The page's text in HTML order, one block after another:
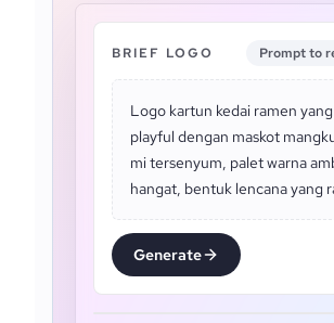
BRIEF LOGO Prompt to
Logo kartun kedai ramen yang
playful dengan maskot
mi tersenyum, palet warna
hangat, bentuk lencana yang
Generate